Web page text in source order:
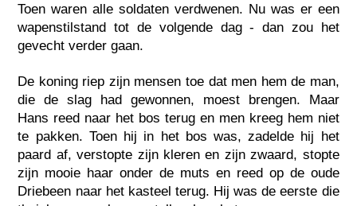
Toen waren alle soldaten verdwenen. Nu was er een
wapenstilstand tot de volgende dag - dan zou het
gevecht verder gaan.
De koning riep zijn mensen toe dat men hem de man,
die de slag had gewonnen, moest brengen. Maar
Hans reed naar het bos terug en men kreeg hem niet
te pakken. Toen hij in het bos was, zadelde hij het
paard af, verstopte zijn kleren en zijn zwaard, stopte
zijn mooie haar onder de muts en reed op de oude
Driebeen naar het kasteel terug. Hij was de eerste die